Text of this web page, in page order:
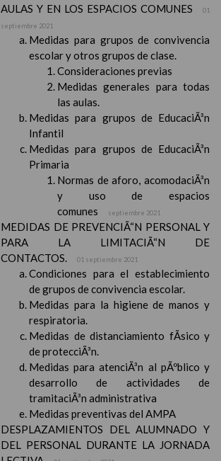
AULAS Y EN LOS ESPACIOS COMUNES
01
septiembre 2021
Medidas para grupos de convivencia
escolar y otros grupos de clase.
Consideraciones previas
Medidas generales para todas
las aulas.
Medidas para grupos de EducaciÃ³n
Infantil
Medidas para grupos de EducaciÃ³n
Primaria
Normas de aforo, acomodaciÃ³n
y uso de espacios
comunes
septiembre 2021
MEDIDAS DE PREVENCIÃ“N PERSONAL Y
PARA LA LIMITACIÃ“N DE
CONTACTOS.
01 septiembre 2021
Condiciones para el establecimiento
de grupos de convivencia escolar.
Medidas para la higiene de manos y
respiratoria.
Medidas de distanciamiento fÃ­sico y
de protecciÃ³n.
Medidas para atenciÃ³n al pÃºblico y
desarrollo de actividades de
tramitaciÃ³n administrativa
Medidas preventivas del AMPA
DESPLAZAMIENTOS DEL ALUMNADO Y
DEL PERSONAL DURANTE LA JORNADA